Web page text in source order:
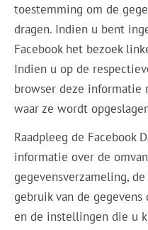
toestemming om de
dragen. Indien u bent
Facebook het bezoek
Indien u op de
browser deze informatie
waar ze wordt
Raadpleeg de Facebook
informatie over de
gegevensverzameling,
gebruik van de
en de instellingen die u